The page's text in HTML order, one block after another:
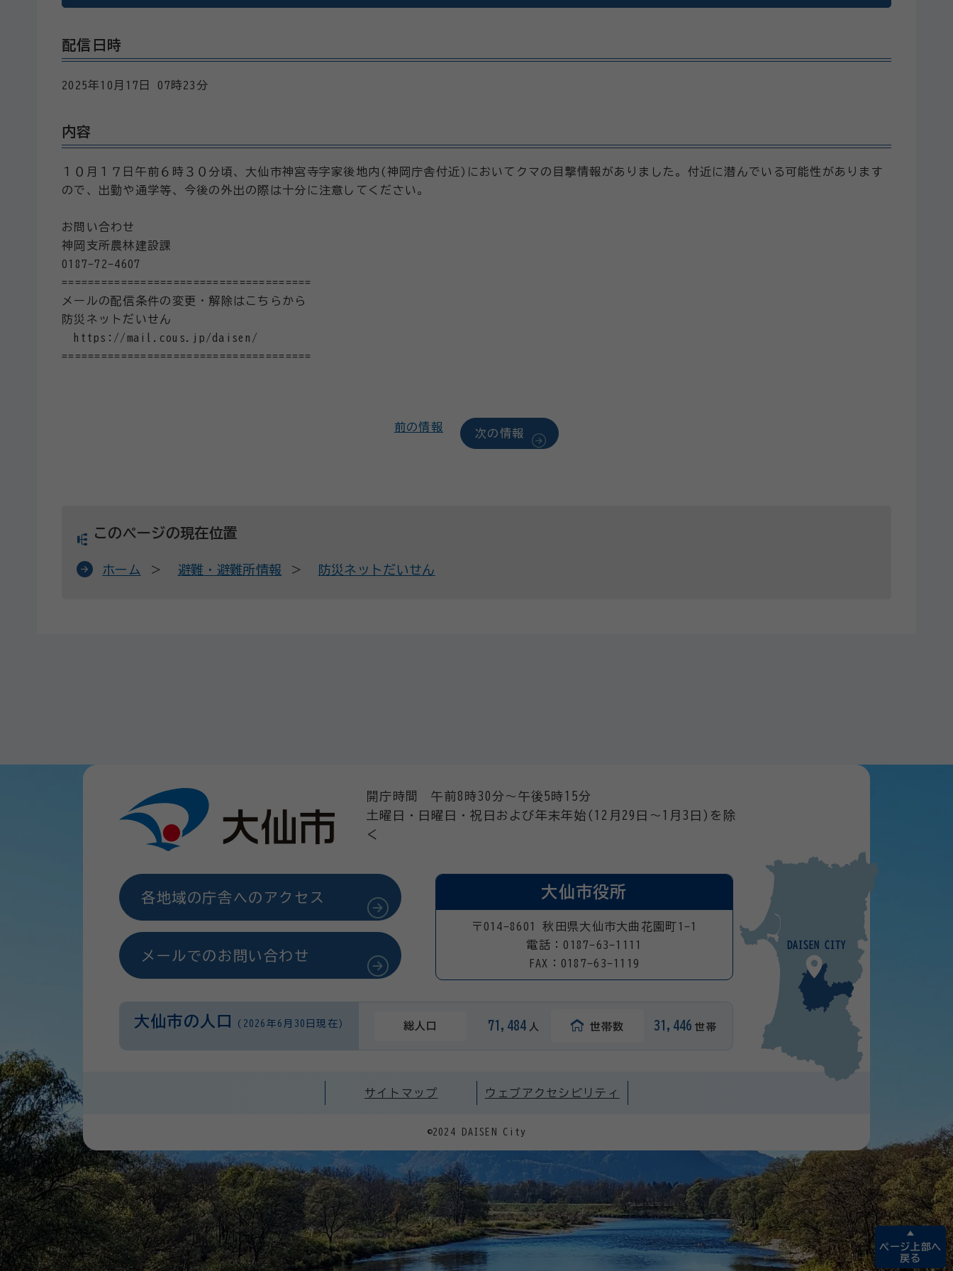
配信日時
2025年10月17日 07時23分
内容
１０月１７日午前６時３０分頃、大仙市神宮寺字家後地内(神岡庁舎付近)においてクマの目撃情報がありました。付近に潜んでいる可能性があります
ので、出勤や通学等、今後の外出の際は十分に注意してください。
お問い合わせ
神岡支所農林建設課
0187-72-4607
======================================
メールの配信条件の変更・解除はこちらから
防災ネットだいせん
https://mail.cous.jp/daisen/
======================================
前の情報
次の情報
このページの現在位置
ホーム 避難・避難所情報 防災ネットだいせん
開庁時間 午前8時30分～午後5時15分
土曜日・日曜日・祝日および年末年始(12月29日～1月3日)を除
く
各地域の庁舎へのアクセス
メールでのお問い合わせ
大仙市役所
〒014-8601 秋田県大仙市大曲花園町1-1
電話：0187-63-1111
FAX：0187-63-1119
大仙市の人口 (2026年6月30日現在) 総人口 71,484 人 世帯数 31,446 世帯
サイトマップ ウェブアクセシビリティ
©2024 DAISEN City
ページ上部へ
戻る